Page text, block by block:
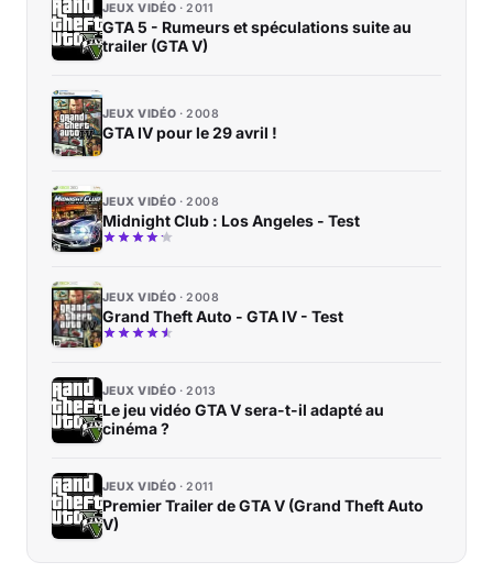
JEUX VIDÉO 2011
GTA 5 - Rumeurs et spéculations suite au
trailer (GTA V)
JEUX VIDÉO 2008
GTA IV pour le 29 avril !
JEUX VIDÉO 2008
Midnight Club : Los Angeles - Test
JEUX VIDÉO 2008
Grand Theft Auto - GTA IV - Test
JEUX VIDÉO 2013
Le jeu vidéo GTA V sera-t-il adapté au
cinéma ?
JEUX VIDÉO 2011
Premier Trailer de GTA V (Grand Theft Auto
V)